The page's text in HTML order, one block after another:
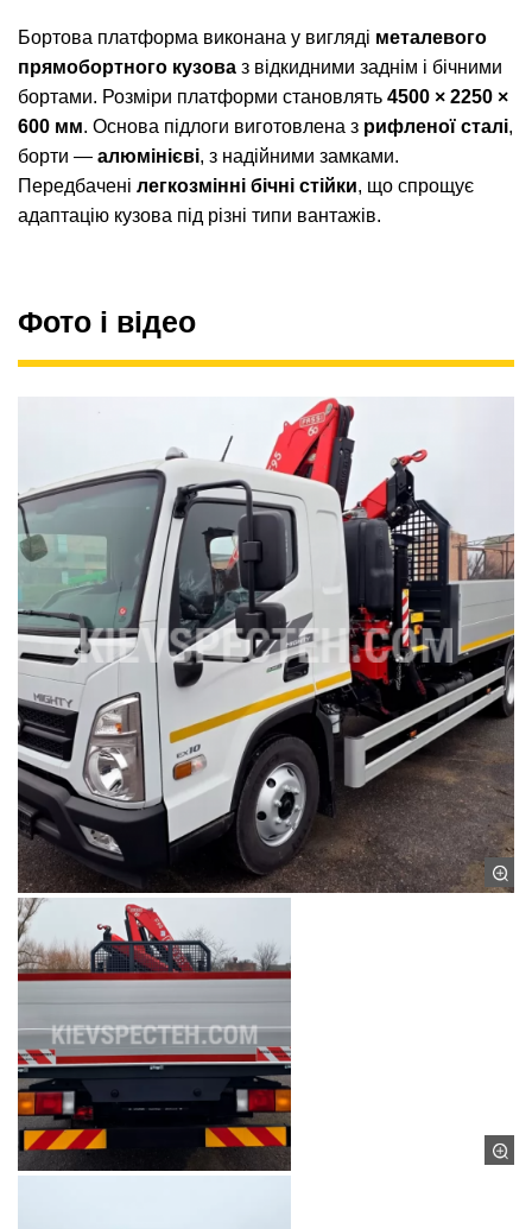
Бортова платформа виконана у вигляді металевого
прямобортного кузова з відкидними заднім і бічними
бортами. Розміри платформи становлять 4500 × 2250 ×
600 мм. Основа підлоги виготовлена з рифленої сталі,
борти — алюмінієві, з надійними замками.
Передбачені легкозмінні бічні стійки, що спрощує
адаптацію кузова під різні типи вантажів.
Фото і відео